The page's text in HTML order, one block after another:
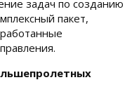
задач по созданию
пакет,